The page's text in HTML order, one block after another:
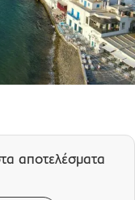
αποτελέσματα